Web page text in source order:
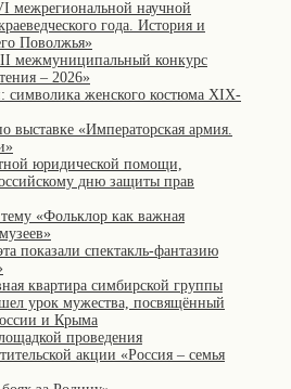
межрегиональной научной
года. История и
Поволжья»
межмуниципальный конкурс
– 2026»
символика женского костюма XIX-
выставке «Императорская армия.
юридической помощи,
дню защиты прав
«Фольклор как важная
показали спектакль-фантазию
квартира симбирской группы
урок мужества, посвящённый
и Крыма
проведения
акции «Россия – семья